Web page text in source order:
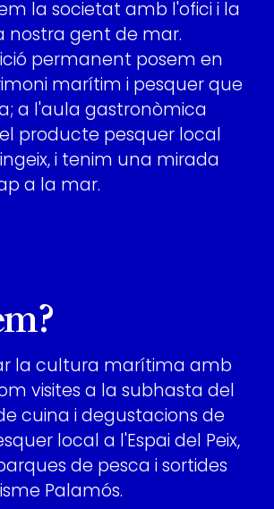
la societat amb l'ofici i la
nostra gent de mar.
permanent posem en
marítim i pesquer que
a l'aula gastronòmica
producte pesquer local
i tenim una mirada
a la mar.
la cultura marítima amb
visites a la subhasta del
cuina i degustacions de
local a l'Espai del Peix,
de pesca i sortides
Palamós.